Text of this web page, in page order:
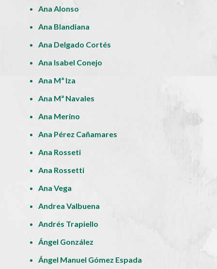
Ana Alonso
Ana Blandiana
Ana Delgado Cortés
Ana Isabel Conejo
Ana Mª Iza
Ana Mª Navales
Ana Merino
Ana Pérez Cañamares
Ana Rosseti
Ana Rossetti
Ana Vega
Andrea Valbuena
Andrés Trapiello
Ángel González
Ángel Manuel Gómez Espada